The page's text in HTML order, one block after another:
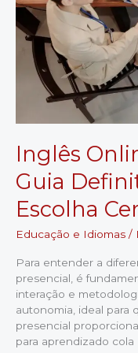
Inglês
Guia
Escolha
Educação e Idiomas /
Para entender a
presencial, é
interação e
autonomia, ideal para
presencial
para aprendizado cola